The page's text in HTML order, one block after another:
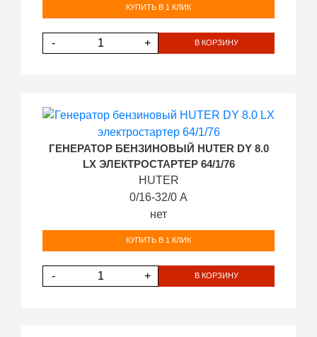
КУПИТЬ В 1 КЛИК
- + В КОРЗИНУ
ГЕНЕРАТОР БЕНЗИНОВЫЙ HUTER DY 8.0
LX ЭЛЕКТРОСТАРТЕР 64/1/76
HUTER
0/16-32/0 А
нет
КУПИТЬ В 1 КЛИК
- + В КОРЗИНУ